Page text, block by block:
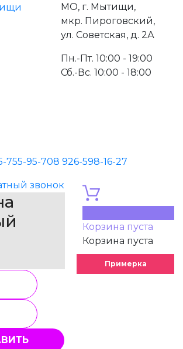
МО, г. Мытищи,
мкр. Пироговский,
ул. Советская, д. 2А
Пн.-Пт. 10:00 - 19:00
Сб.-Вс. 10:00 - 18:00
755-95-708 926-598-16-27
звонок
Корзина пуста
Корзина пуста
Примерка